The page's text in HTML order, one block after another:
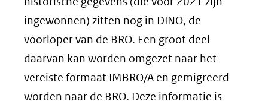
ingewonnen) zitten nog in DINO, de
voorloper van de BRO. Een groot deel
daarvan kan worden omgezet naar het
vereiste formaat IMBRO/A en gemigreerd
worden naar de BRO. Deze informatie is